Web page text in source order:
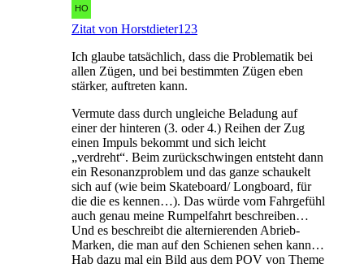
Zitat von Horstdieter123
Ich glaube tatsächlich, dass die Problematik bei
allen Zügen, und bei bestimmten Zügen eben
stärker, auftreten kann.
Vermute dass durch ungleiche Beladung auf
einer der hinteren (3. oder 4.) Reihen der Zug
einen Impuls bekommt und sich leicht
„verdreht“. Beim zurückschwingen entsteht dann
ein Resonanzproblem und das ganze schaukelt
sich auf (wie beim Skateboard/ Longboard, für
die die es kennen…). Das würde vom Fahrgefühl
auch genau meine Rumpelfahrt beschreiben…
Und es beschreibt die alternierenden Abrieb-
Marken, die man auf den Schienen sehen kann…
Hab dazu mal ein Bild aus dem POV von Theme